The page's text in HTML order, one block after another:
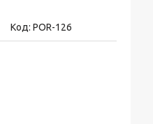
Код: POR-126